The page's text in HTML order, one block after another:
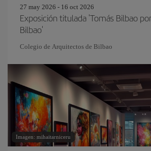
27 may 2026 - 16 oct 2026
Exposición titulada 'Tomás Bilbao
Bilbao'
Colegio de Arquitectos de Bilbao
Imagen: mihaitarniceru